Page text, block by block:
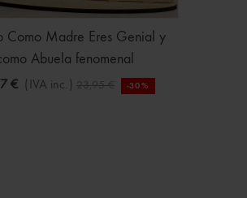
Como Madre Eres Genial y
Abuela fenomenal
€ (IVA inc.) 23,95 € -30%